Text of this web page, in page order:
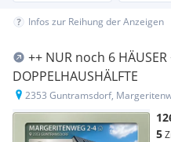
Infos zur Reihung der Anzeigen
++ NUR noch 6
DOPPELHAUSHÄLFTE
2353 Guntramsdorf,
5